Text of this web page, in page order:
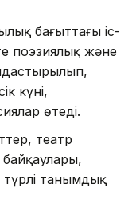
бағыттағы іс-
поэзиялық және
күні,
өтеді.
театр
танымдық